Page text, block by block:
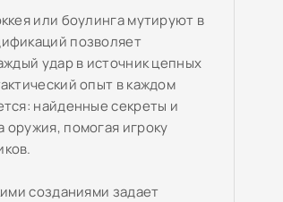
или боулинга мутируют в
позволяет
удар в источник цепных
опыт в каждом
найденные секреты и
помогая игроку
созданиями задает